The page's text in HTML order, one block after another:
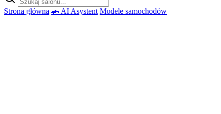
Strona główna 🚗 AI Asystent Modele samochodów